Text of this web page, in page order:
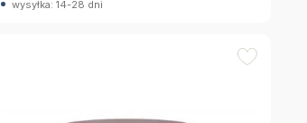
wysyłka: 14-28 dni